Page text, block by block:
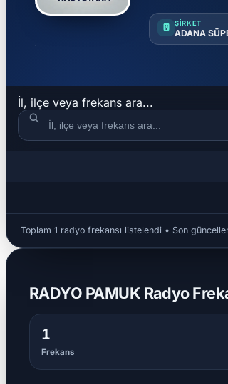
ŞIRKET
ADANA
İl, ilçe veya frekans ara...
Toplam 1 radyo frekansı listelendi • Son
RADYO PAMUK Radyo
1
Frekans